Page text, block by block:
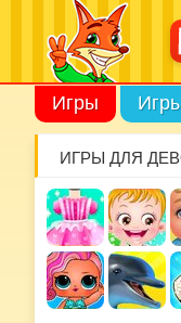
Игры
ИГРЫ ДЛЯ